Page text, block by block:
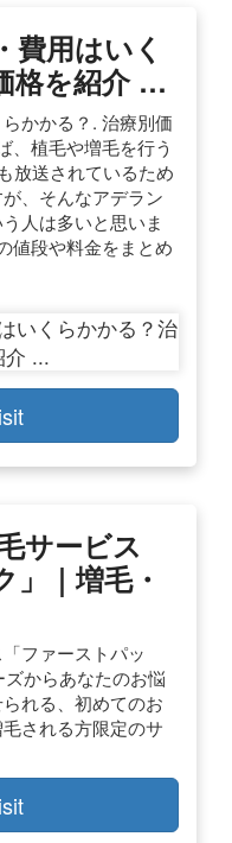
費用はいく
格を紹介 …
かかる？. 治療別価
、植毛や増毛を行う
放送されているため
、そんなアデラン
人は多いと思いま
値段や料金をまとめ
サービス
」｜増毛・
ファーストパッ
からあなたのお悩
れる、初めてのお
される方限定のサ